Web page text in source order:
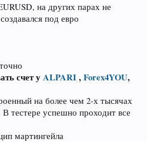
на других парах не
под евро
счет уALPARI,Forex4YOU,
на более чем 2-х тысячах
тестере успешно проходит все
мартингейла